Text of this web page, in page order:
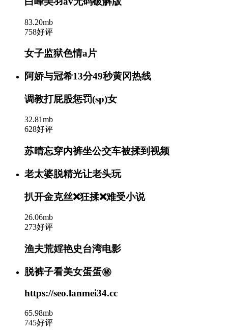
83.20mb
758好评
女子监狱色情a片
阿娇与冠希13分49秒黄冈热线
调教打屁股惩罚(sp)女
32.81mb
628好评
苏晴忘穿内裤坐公交车被揉到视频
老太婆脱精光让老头玩
扒开金克丝❌狂揉❌难受小说
26.06mb
273好评
渔夫荒婬艳史台湾电影
脱裤子看美女蛋蛋㊙️
https://seo.lanmei34.cc
65.98mb
745好评